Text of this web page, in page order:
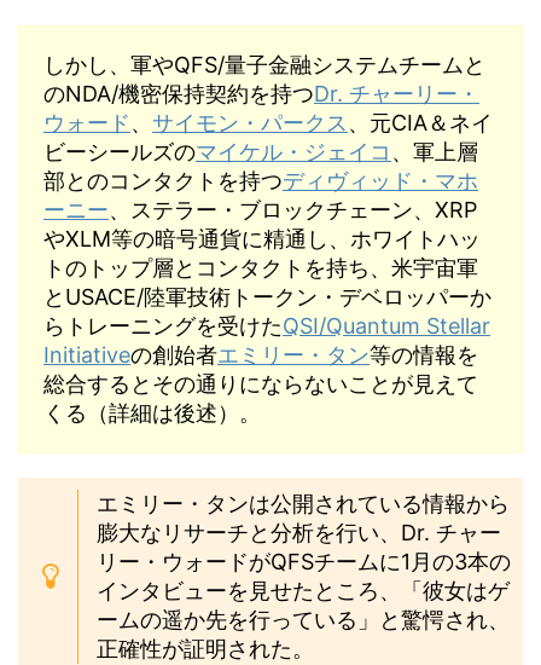
しかし、軍やQFS/量子金融システムチームと
のNDA/機密保持契約を持つDr. チャーリー・
ウォード、 サイモン・パークス 、元CIA＆ネイ
ビーシールズのマイケル・ジェイコ 、軍上層
部とのコンタクトを持つディヴィッド・マホ
ーニー、ステラー・ブロックチェーン、XRP
やXLM等の暗号通貨に精通し、ホワイトハッ
トのトップ層とコンタクトを持ち、米宇宙軍
とUSACE/陸軍技術トークン・デベロッパーか
らトレーニングを受けたQSI/Quantum Stellar
Initiativeの創始者エミリー・タン等の情報を
総合するとその通りにならないことが見えて
くる（詳細は後述）。
エミリー・タンは公開されている情報から
膨大なリサーチと分析を行い、Dr. チャー
リー・ウォードがQFSチームに1月の3本の
インタビューを見せたところ、「彼女はゲ
ームの遥か先を行っている」と驚愕され、
正確性が証明された。